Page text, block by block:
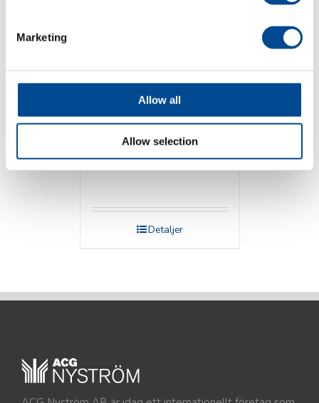
Marketing
Allow all
Allow selection
Veit Pressbord
Detaljer